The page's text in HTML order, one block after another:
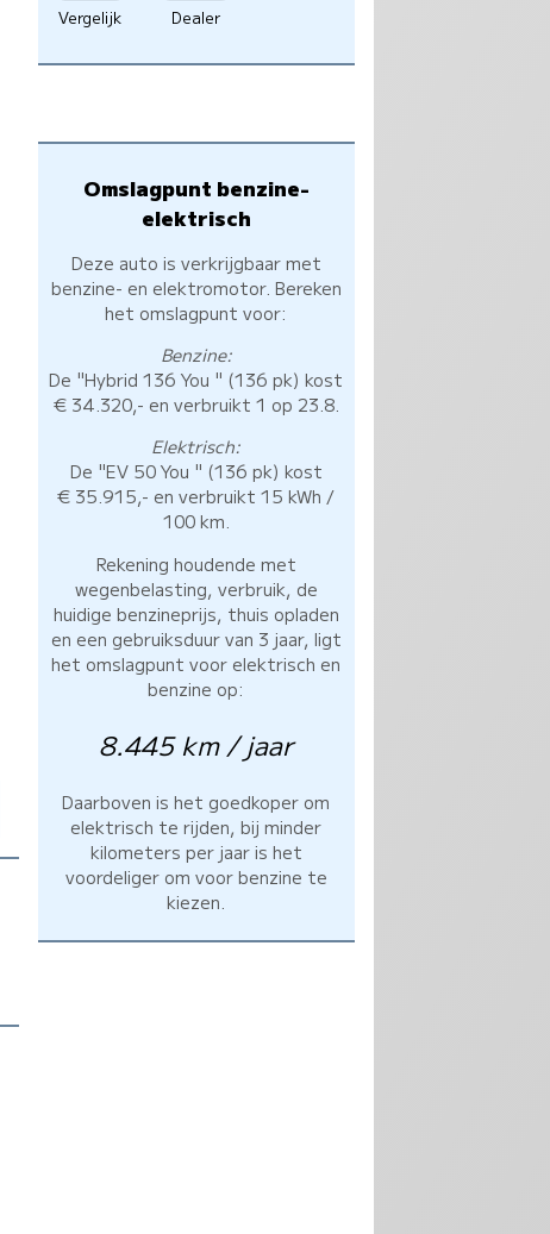
Vergelijk Dealer
Omslagpunt benzine-
elektrisch
Deze auto is verkrijgbaar met
benzine- en elektromotor. Bereken
het omslagpunt voor:
Benzine:
De "Hybrid 136 You " (136 pk) kost
€ 34.320,- en verbruikt 1 op 23.8.
Elektrisch:
De "EV 50 You " (136 pk) kost
€ 35.915,- en verbruikt 15 kWh /
100 km.
Rekening houdende met
wegenbelasting, verbruik, de
huidige benzineprijs, thuis opladen
en een gebruiksduur van 3 jaar, ligt
het omslagpunt voor elektrisch en
benzine op:
8.445 km / jaar
Daarboven is het goedkoper om
elektrisch te rijden, bij minder
kilometers per jaar is het
voordeliger om voor benzine te
kiezen.